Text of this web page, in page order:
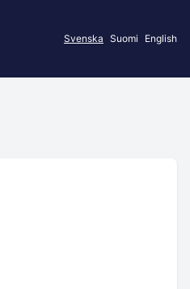
Svenska Suomi English